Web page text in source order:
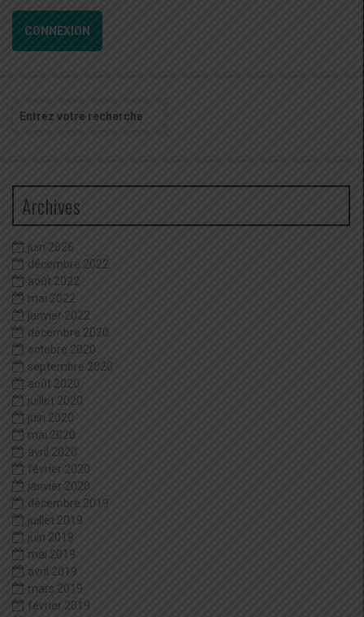
CONNEXION
pour
Archives
juin 2026
décembre 2022
août 2022
mai 2022
janvier 2022
décembre 2020
octobre 2020
septembre 2020
août 2020
juillet 2020
juin 2020
mai 2020
avril 2020
février 2020
janvier 2020
décembre 2019
juillet 2019
juin 2019
mai 2019
avril 2019
mars 2019
février 2019